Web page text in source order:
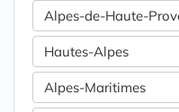
Alpes-de-Haute-
Hautes-Alpes
Alpes-Maritimes